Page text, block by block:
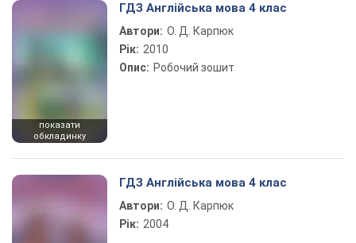
показати
обкладинку
ГДЗ Англійська мова 4 клас
Автори: О. Д. Карпюк
Рік: 2010
Опис: Робочий зошит
ГДЗ Англійська мова 4 клас
Автори: О. Д. Карпюк
Рік: 2004